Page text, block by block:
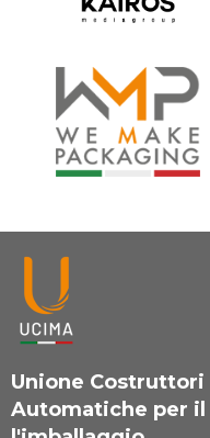
Unione
Automatiche per